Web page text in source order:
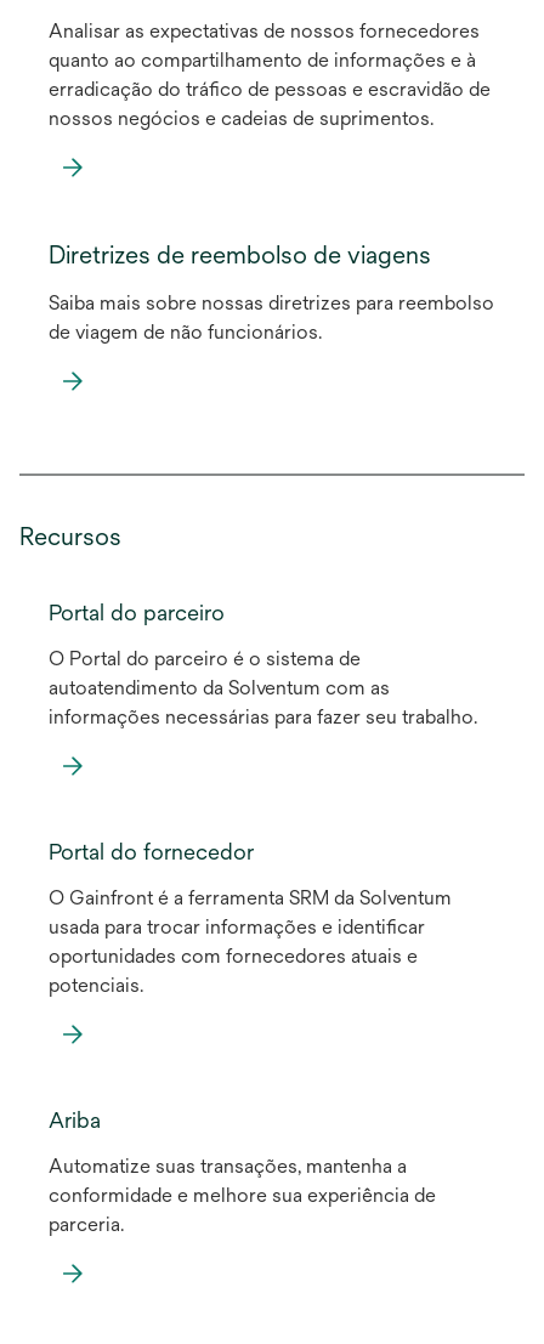
Analisar as expectativas de nossos fornecedores
quanto ao compartilhamento de informações e à
erradicação do tráfico de pessoas e escravidão de
nossos negócios e cadeias de suprimentos.
nova
guia
Diretrizes de reembolso de viagens
Saiba mais sobre nossas diretrizes para reembolso
de viagem de não funcionários.
nova
guia
Recursos
Portal do parceiro
O Portal do parceiro é o sistema de
autoatendimento da Solventum com as
informações necessárias para fazer seu trabalho.
Portal do fornecedor
O Gainfront é a ferramenta SRM da Solventum
usada para trocar informações e identificar
oportunidades com fornecedores atuais e
potenciais.
nova
guia
Ariba
Automatize suas transações, mantenha a
conformidade e melhore sua experiência de
parceria.